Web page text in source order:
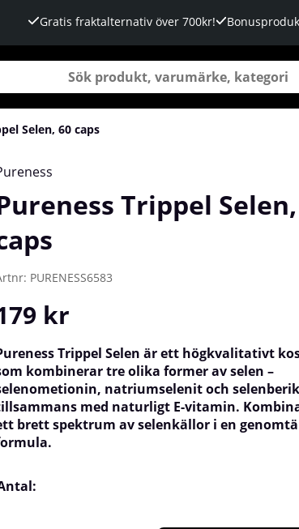
Gratis fraktalternativ över 700kr!
Selen, 60 caps
Trippel
PURENESS6583
kr
Trippel Selen är ett högkvalitativt
kombinerar tre olika former av selen –
natriumselenit och
med naturligt E-vitamin.
brett spektrum av selenkällor i en